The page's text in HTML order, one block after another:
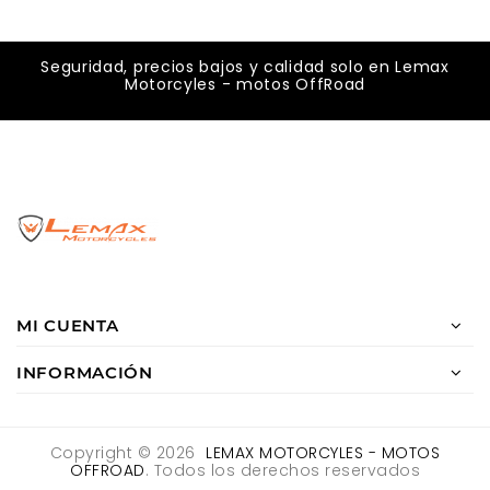
Seguridad, precios bajos y calidad solo en Lemax
Motorcyles - motos OffRoad
MI CUENTA
INFORMACIÓN
Copyright © 2026 LEMAX MOTORCYLES - MOTOS
OFFROAD. Todos los derechos reservados